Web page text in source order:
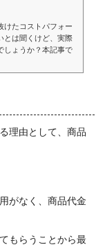
けたコストパフォー
とは聞くけど、実際
しょうか？本記事で
理由として、商品
がなく、商品代金
もらうことから最